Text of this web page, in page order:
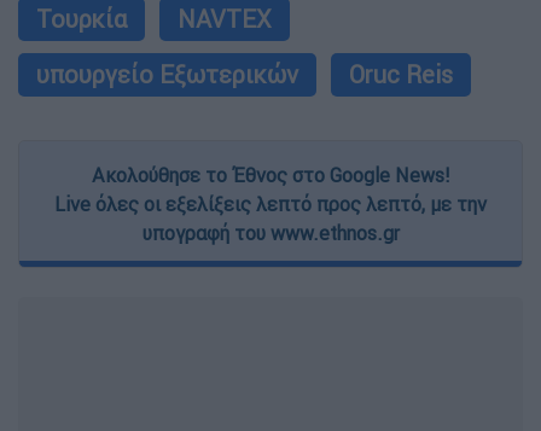
Τουρκία
NAVTEX
υπουργείο Εξωτερικών
Oruc Reis
Ακολούθησε το Έθνος στο Google News!
Live όλες οι εξελίξεις λεπτό προς λεπτό, με την
υπογραφή του www.ethnos.gr